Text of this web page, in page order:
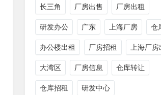
长三角 厂房出售 厂房出租
研发办公 广东 上海厂房 仓
办公楼出租 厂房招租 上海厂房
大湾区 厂房信息 仓库转让
仓库招租 研发中心